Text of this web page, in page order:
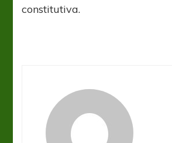
constitutiva.